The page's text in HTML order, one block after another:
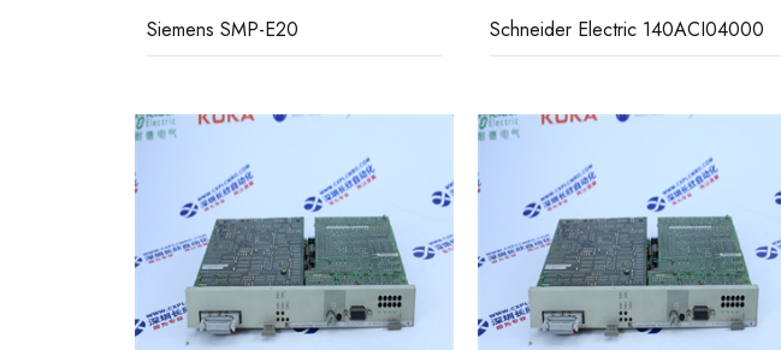
Siemens SMP-E20 Schneider Electric 140ACI04000